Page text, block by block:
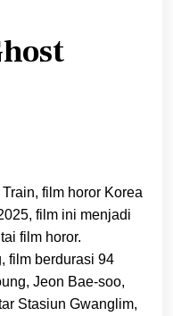
film horor Korea
film ini menjadi
film horor.
film berdurasi 94
Jeon Bae-soo,
Stasiun Gwanglim,